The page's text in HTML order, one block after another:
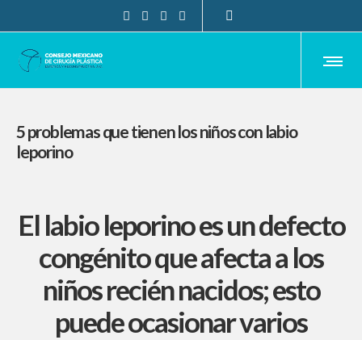
5 problemas que tienen los niños con labio
leporino
El labio leporino es un defecto
congénito que afecta a los
niños recién nacidos; esto
puede ocasionar varios